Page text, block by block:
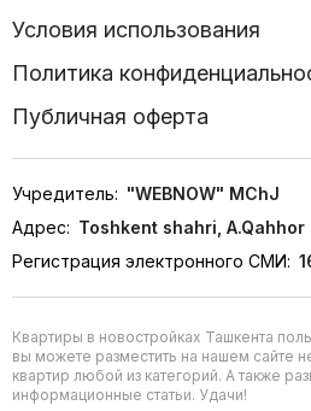
Условия использования
Политика
Публичная оферта
Учредитель: "WEBNOW" MChJ
Адрес: Toshkent shahri,
Регистрация электронного СМИ:
Квартиры в новостройках Ташкента
вы можете разместить на нашем сайте
квартир любой из категорий. А также
информационные статьи. Удачи!